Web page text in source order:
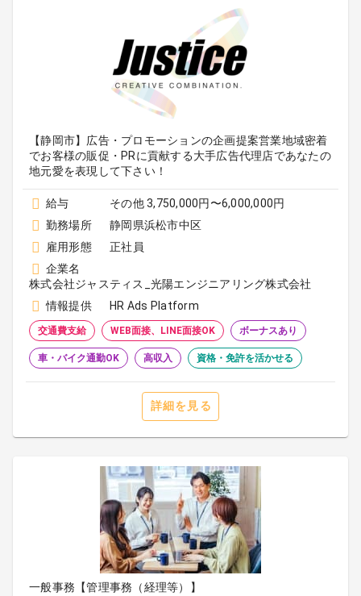
【静岡市】広告・プロモーションの企画提案営業地域密着
でお客様の販促・PRに貢献する大手広告代理店であなたの
地元愛を表現して下さい！
給与
その他 3,750,000円〜6,000,000円
勤務場所
静岡県浜松市中区
雇用形態
正社員
企業名
株式会社ジャスティス_光陽エンジニアリング株式会社
情報提供
HR Ads Platform
交通費支給 WEB面接、LINE面接OK ボーナスあり
車・バイク通勤OK 高収入 資格・免許を活かせる
詳細を見る
一般事務【管理事務（経理等）】